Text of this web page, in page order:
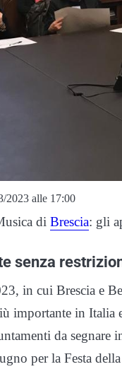
2023 alle 17:00
di Brescia: gli
senza
in cui Brescia e
importante in
da segnare
per la Festa